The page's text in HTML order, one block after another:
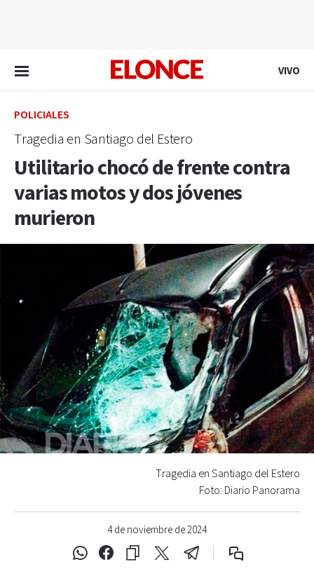
VIVO
POLICIALES
Tragedia en Santiago del Estero
Utilitario chocó de frente contra
varias motos y dos jóvenes
murieron
4 de noviembre de 2024
Tragedia en Santiago del Estero
Foto: Diario Panorama